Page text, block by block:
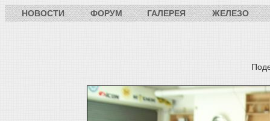
НОВОСТИ ФОРУМ ГАЛЕРЕЯ ЖЕЛЕЗО